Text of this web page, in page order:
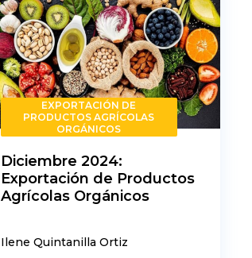
EXPORTACIÓN DE
PRODUCTOS AGRÍCOLAS
ORGÁNICOS
Diciembre 2024:
Exportación de Productos
Agrícolas Orgánicos
Ilene Quintanilla Ortiz